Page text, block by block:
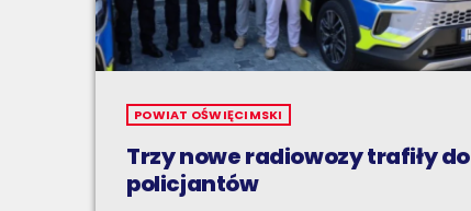
POWIAT OŚWIĘCIMSKI
Trzy nowe radiowozy trafiły do
policjantów